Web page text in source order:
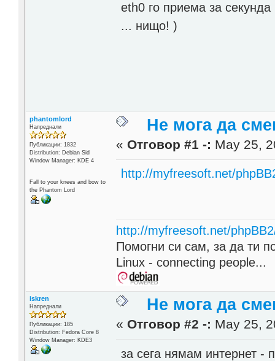
eth0 го приема за
... нищо! )
phantomlord
Напреднали
Публикации: 1832
Distribution: Debian Sid
Window Manager: KDE 4
Fall to your knees and bow to
the Phantom Lord
Не мога да
« Отговор #1 -: May 25,
http://myfreesoft.net/
http://myfreesoft.net/
Помогни си сам, за да ти
Linux - connecting people...
iskren
Напреднали
Публикации: 185
Distribution: Fedora Core 8
Window Manager: KDE3
Не мога да
« Отговор #2 -: May 25,
за сега нямам интернет -